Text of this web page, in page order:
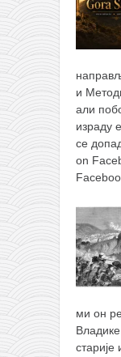
и
али
израду
се
on
ми он
старије